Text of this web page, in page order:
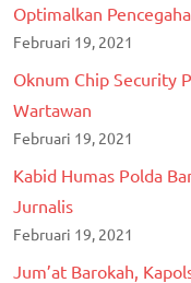
Optimalkan
Februari 19, 2021
Oknum Chip Security
Wartawan
Februari 19, 2021
Kabid Humas Polda
Jurnalis
Februari 19, 2021
Jum’at Barokah,